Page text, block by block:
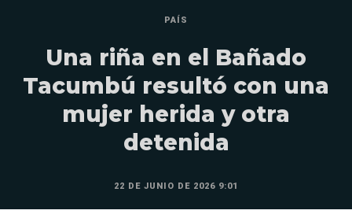
PAÍS
Una riña en el Bañado
Tacumbú resultó con una
mujer herida y otra
detenida
22 DE JUNIO DE 2026 9:01